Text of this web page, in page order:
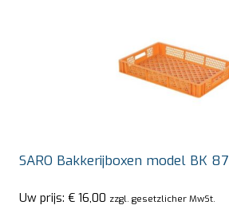
SARO Bakkerijboxen model BK 87
Uw prijs: € 16,00 zzgl. gesetzlicher MwSt.